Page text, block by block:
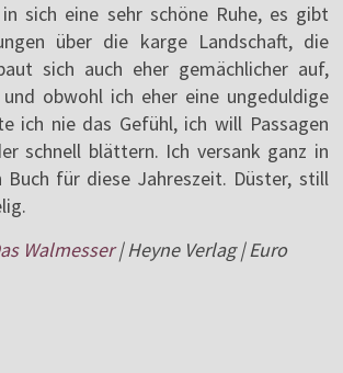
sich eine sehr schöne Ruhe, es gibt
über die karge Landschaft, die
sich auch eher gemächlicher auf,
obwohl ich eher eine ungeduldige
ich nie das Gefühl, ich will Passagen
schnell blättern. Ich versank ganz in
Buch für diese Jahreszeit. Düster, still
Walmesser| Heyne Verlag | Euro